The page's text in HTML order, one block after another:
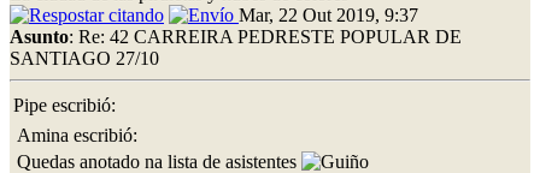
Mar, 22 Out 2019, 9:37
Asunto: Re: 42 CARREIRA PEDRESTE POPULAR DE
SANTIAGO 27/10
Pipe escribió:
Amina escribió:
Quedas anotado na lista de asistentes